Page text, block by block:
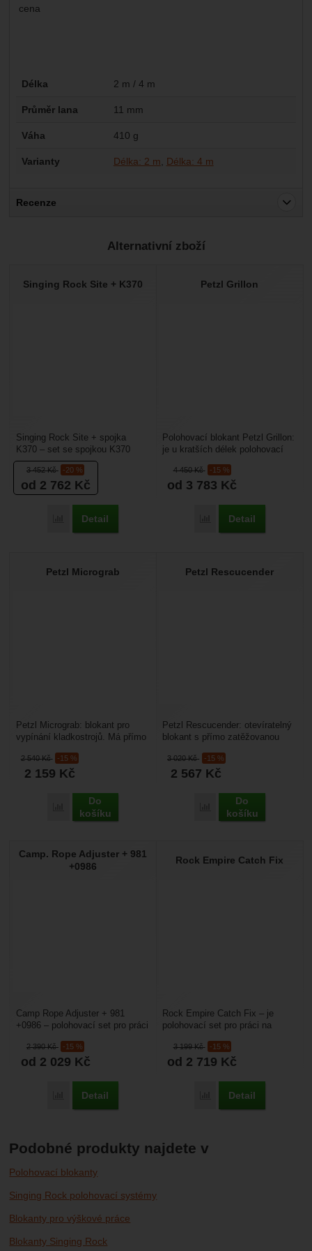
cena
Parametry
Délka 2 m / 4 m
Průměr lana 11 mm
Váha 410 g
Varianty Délka: 2 m Délka: 4 m
Recenze
Nebyla přidána žádná recenze.
Alternativní zboží
Singing Rock Site + K370
3 452Kč -20 %
od 2 762 Kč
Porovnat
Detail
Singing Rock Site + spojka
K370 – set se spojkou K370
určený pro polohování. Práce
s tímto setem je snadná...
Petzl Grillon
4 450Kč -15 %
od 3 783 Kč
Porovnat
Detail
Polohovací blokant Petzl Grillon:
je u kratších délek polohovací
u delších...
Petzl Micrograb
2 540Kč -15 %
2 159 Kč
Porovnat
Do
košíku
Petzl Micrograb: blokant pro
vypínání kladkostrojů. Má přímo
umístění na...
Petzl Rescucender
3 020Kč -15 %
2 567 Kč
Porovnat
Do
košíku
Petzl Rescucender: otevíratelný
blokant s přímo zatěžovanou
například pro vytahovací...
Camp. Rope Adjuster + 981
+0986
2 390Kč -15 %
od 2 029 Kč
Porovnat
Detail
Camp Rope Adjuster + 981
+0986 – polohovací set pro práci
střechách. Samoblokovací...
Rock Empire Catch Fix
3 199Kč -15 %
od 2 719 Kč
Porovnat
Detail
Rock Empire Catch Fix – je
polohovací set pro práci na
střechách. Blokant Rock...
Podobné produkty najdete v
Polohovací blokanty
Singing Rock polohovací systémy
Blokanty pro výškové práce
Blokanty Singing Rock